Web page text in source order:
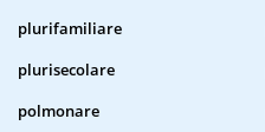
plurifamiliare
plurisecolare
polmonare